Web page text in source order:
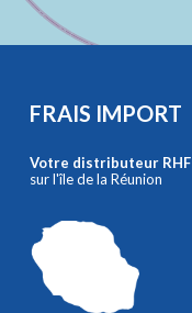
FRAIS IMPORT
Votre distributeur RHF
sur l'île de la Réunion